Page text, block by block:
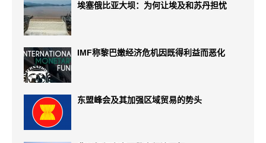
埃塞俄比亚大坝：为何让埃及和苏丹担忧
IMF称黎巴嫩经济危机因既得利益而恶化
东盟峰会及其加强区域贸易的势头